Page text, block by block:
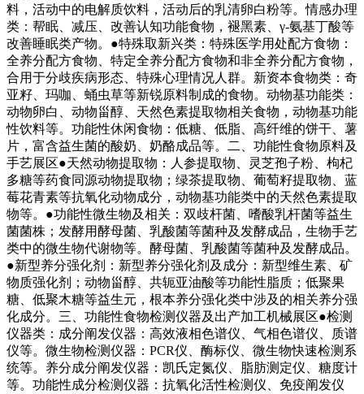
料，活动中的电解质饮料，活动后的乳清卵白粉等。情感办理
类：帮眠、减压、改善认知功能食物，褪黑素、γ-氨基丁酸等
改善睡眠类产物。●特殊取新兴类：特殊医学用处配方食物：
全养分配方食物、特定全养分配方食物和非全养分配方食物，
合用于分歧疾病形态、特殊心理情况人群。新资本食物类：奇
亚籽、玛咖、蛹虫草等新锐原料制成的食物。动物基功能类：
动物卵白、动物甾醇、天然色素提取物相关食物，动物基功能
性饮料等。功能性休闲食物：低糖、低脂、高纤维的饼干、薯
片，富含益生菌的酸奶、奶酪成品等。二、功能性食物原料及
手艺展区●天然动物提取物：人参提取物、灵芝孢子粉、枸杞
多糖等药食同源动物提取物；绿茶提取物、葡萄籽提取物、蓝
莓花青素等抗氧化动物成分，动物基功能类中的天然色素提取
物等。●功能性微生物及相关：双歧杆菌、嗜酸乳杆菌等益生
菌菌株；发酵用酵母菌、乳酸菌等菌种及发酵成品，生物手艺
类中的微生物代谢物等。酵母菌、乳酸菌等菌种及发酵成品。
●新型养分强化剂：新型养分强化剂及成分：新型维生素、矿
物质强化剂；动物甾醇、共轭亚油酸等功能性脂质；低聚果
糖、低聚木糖等益生元，根本养分强化类中涉及的相关养分强
化成分。三、功能性食物检测仪器及出产加工机械展区●检测
仪器类：成分阐发仪器：高效液相色谱仪、气相色谱仪、质谱
仪等。微生物检测仪器：PCR仪、酶标仪、微生物快速检测系
统等。养分成分阐发仪器：凯氏定氮仪、脂肪测定仪、糖度计
等。功能性成分检测仪器：抗氧化活性检测仪、免疫阐发仪